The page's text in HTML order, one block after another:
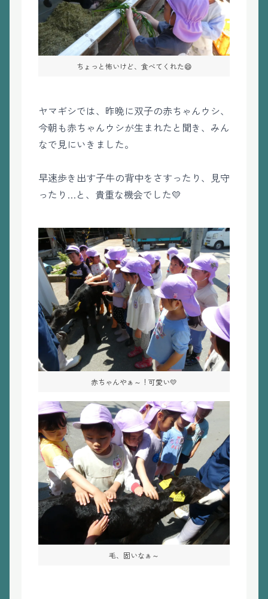
ちょっと怖いけど、食べてくれた😄
ヤマギシでは、昨晩に双子の赤ちゃんウシ、
今朝も赤ちゃんウシが生まれたと聞き、みん
なで見にいきました。
早速歩き出す子牛の背中をさすったり、見守
ったり…と、貴重な機会でした💛
赤ちゃんやぁ～！可愛い💛
毛、固いなぁ～